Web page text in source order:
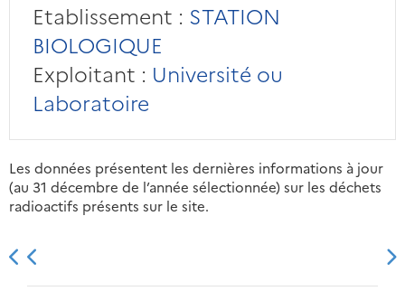
Etablissement : STATION
BIOLOGIQUE
Exploitant : Université ou
Laboratoire
Les données présentent les dernières informations à jour
(au 31 décembre de l’année sélectionnée) sur les déchets
radioactifs présents sur le site.